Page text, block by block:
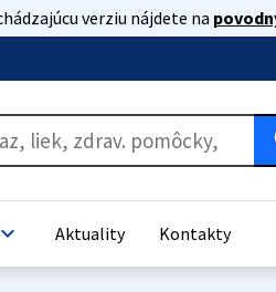
verziu nájdete na
Aktuality Kontakty